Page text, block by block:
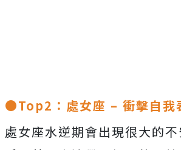
●Top2：處女座 – 衝擊自我
處女座水逆期會出現很大的